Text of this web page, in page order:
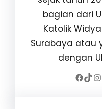
bagian dari
Katolik
Surabaya atau
dengan
Facebook TikTok Instagram